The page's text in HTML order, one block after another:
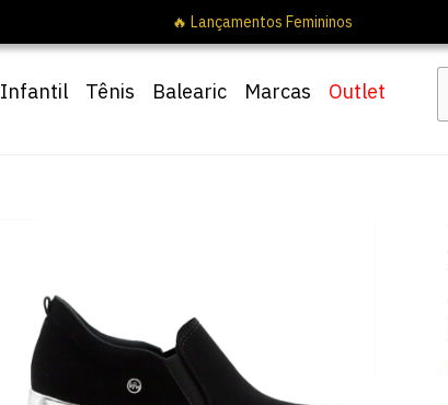
Infantil Tênis Balearic Marcas Outlet